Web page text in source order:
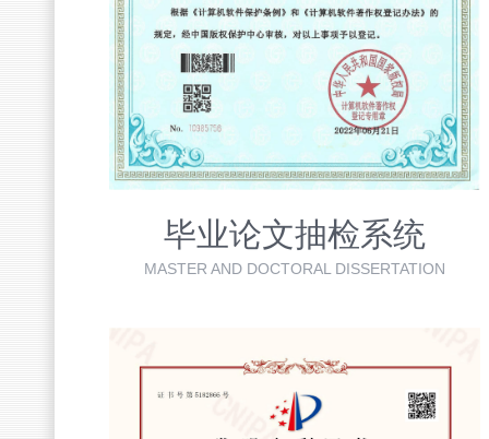
毕业论文抽检系统
MASTER AND DOCTORAL DISSERTATION